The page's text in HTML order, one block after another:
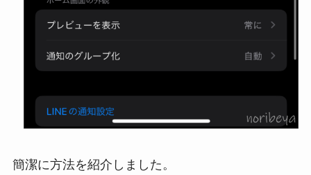
簡潔に方法を紹介しました。